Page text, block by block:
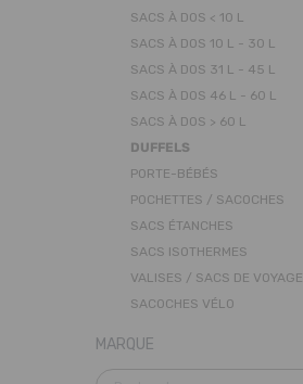
SACS À DOS < 10 L
SACS À DOS 10 L - 30 L
SACS À DOS 31 L - 45 L
SACS À DOS 46 L - 60 L
SACS À DOS > 60 L
DUFFELS
PORTE-BÉBÉS
POCHETTES / SACOCHES
SACS ÉTANCHES
SACS ISOTHERMES
VALISES / SACS DE VOYAGE
SACOCHES VÉLO
MARQUE